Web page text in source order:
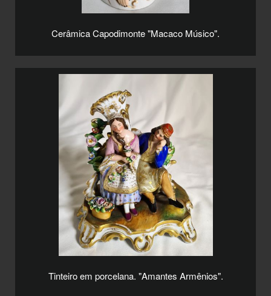
Cerâmica Capodimonte "Macaco Músico".
Tinteiro em porcelana. "Amantes Armênios".